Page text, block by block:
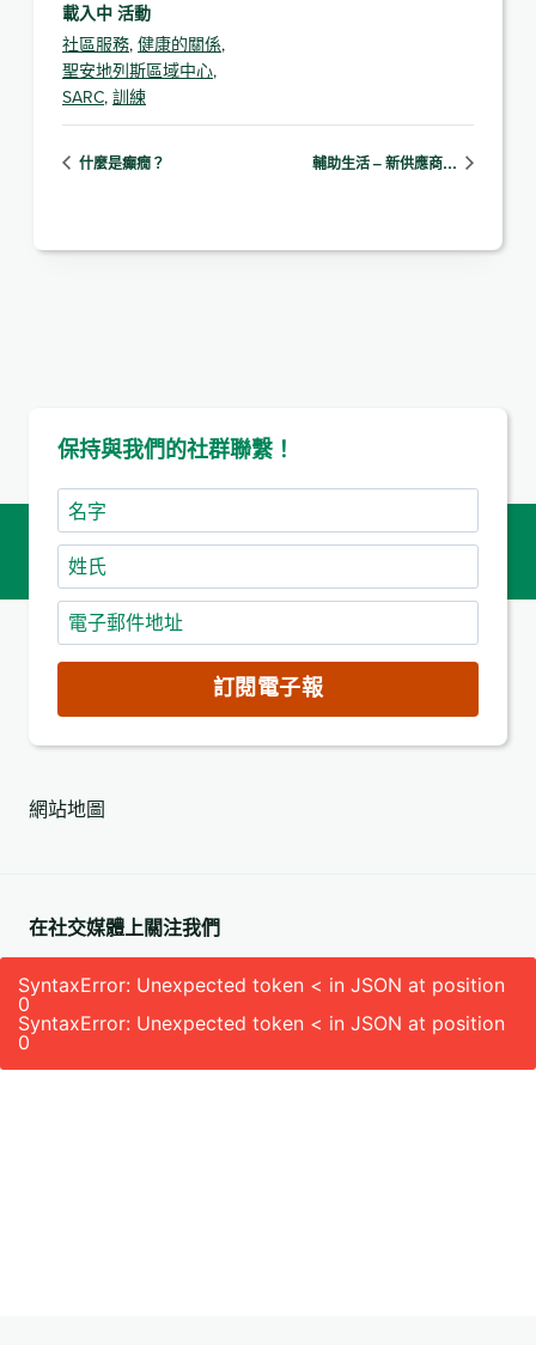
載入中 活動
社區服務, 健康的關係,
聖安地列斯區域中心,
SARC, 訓練
什麼是癲癇？ 輔助生活 – 新供應商…
保持與我們的社群聯繫！
名
字
姓
氏
電
子
件
地
(必
訂閱電子報
網站地圖
在社交媒體上關注我們
SyntaxError: Unexpected token < in JSON at position
0
SyntaxError: Unexpected token < in JSON at position
0